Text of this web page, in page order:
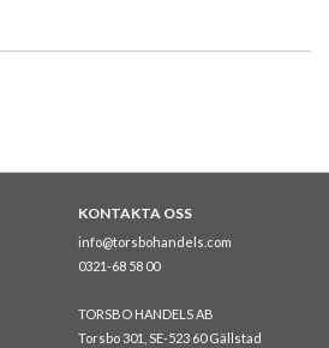
KONTAKTA OSS
info@torsbohandels.com
0321-68 58 00
TORSBO HANDELS AB
Torsbo 301, SE-523 60 Gällstad